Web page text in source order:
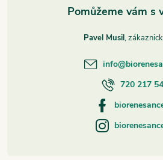
Pavel Musil
info@
720 217